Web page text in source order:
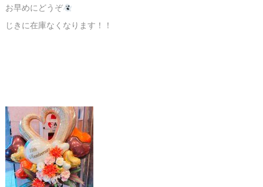
お早めにどうぞ
じきに在庫なくなります！！